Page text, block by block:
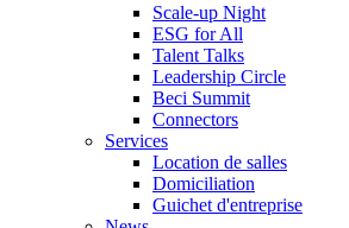
Scale-up Night
ESG for All
Talent Talks
Leadership Circle
Beci Summit
Connectors
Services
Location de salles
Domiciliation
Guichet d'entreprise